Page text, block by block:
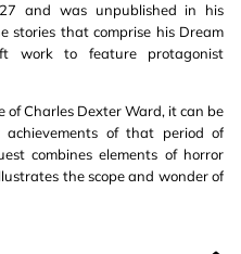
and was unpublished in his
stories that comprise his Dream
work to feature protagonist
of Charles Dexter Ward, it can be
of that period of
combines elements of horror
the scope and wonder of